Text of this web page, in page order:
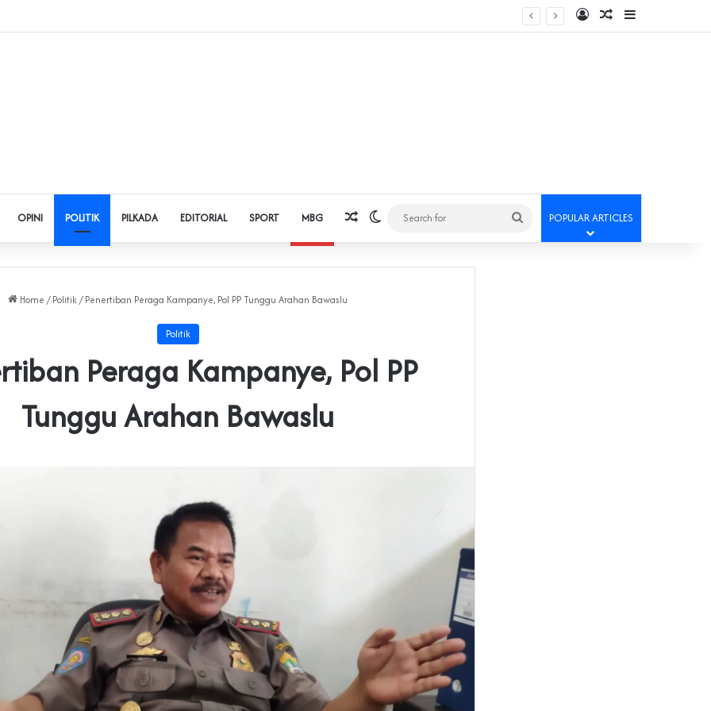
Log InRandom Article
Sidebar
OPINI POLITIK PILKADA EDITORIAL SPORT MBG Random Article
Switch skin
Search
for
POPULAR ARTICLES
Home / Politik/ Penertiban Peraga Kampanye, Pol PP Tunggu Arahan Bawaslu
Politik
Peraga Kampanye, Pol PP
Tunggu Arahan Bawaslu